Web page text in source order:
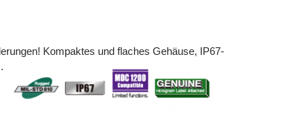
Kompaktes und flaches Gehäuse, IP67-